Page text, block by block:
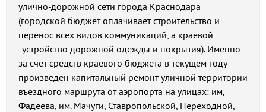
улично-дорожной сети города Краснодара
(городской бюджет оплачивает строительство и
перенос всех видов коммуникаций, а краевой
-устройство дорожной одежды и покрытия). Именно
за счет средств краевого бюджета в текущем году
произведен капитальный ремонт уличной территории
въездного маршрута от аэропорта на улицах: им,
Фадеева, им. Мачуги, Ставропольской, Переходной,